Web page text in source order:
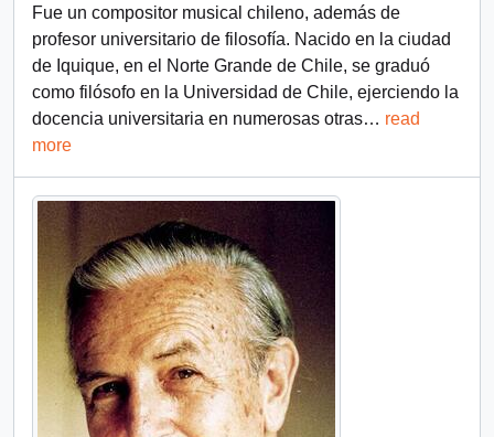
Fue un compositor musical chileno, además de
profesor universitario de filosofía. Nacido en la ciudad
de Iquique, en el Norte Grande de Chile, se graduó
como filósofo en la Universidad de Chile, ejerciendo la
docencia universitaria en numerosas otras… read
more